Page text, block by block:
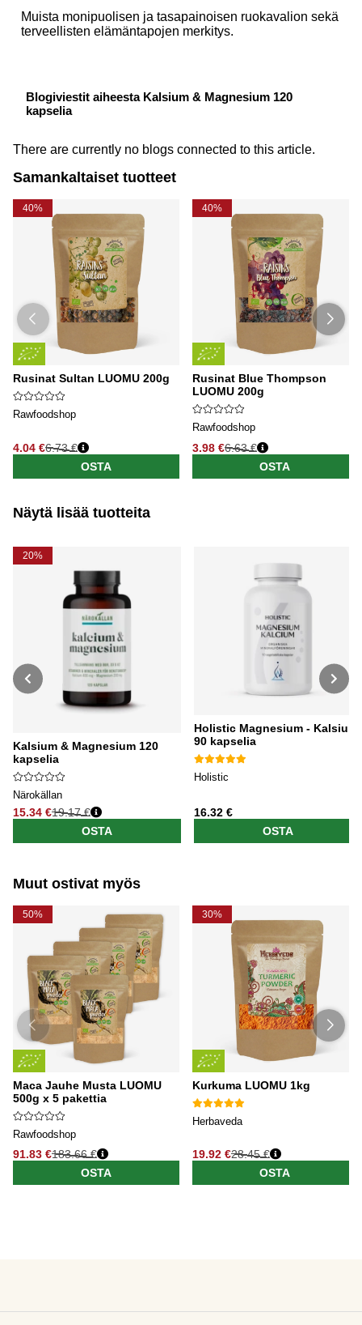
Muista monipuolisen ja tasapainoisen ruokavalion sekä
terveellisten elämäntapojen merkitys.
Blogiviestit aiheesta Kalsium & Magnesium 120
kapselia
There are currently no blogs connected to this article.
Samankaltaiset tuotteet
40%
Rusinat Sultan LUOMU 200g
Rawfoodshop
4.04 €6.73 €
OSTA
40%
Rusinat Blue Thompson
LUOMU 200g
Rawfoodshop
3.98 €6.63 €
OSTA
Näytä lisää tuotteita
20%
Kalsium & Magnesium 120
kapselia
Närokällan
15.34 €
Normaali hinta
19.17 €
OSTA
Holistic Magnesium - Kalsium
90 kapselia
Holistic
16.32 €
OSTA
Muut ostivat myös
50%
Maca Jauhe Musta LUOMU
500g x 5 pakettia
Rawfoodshop
91.83 €183.66 €
OSTA
30%
Kurkuma LUOMU 1kg
Herbaveda
19.92 €28.45 €
OSTA